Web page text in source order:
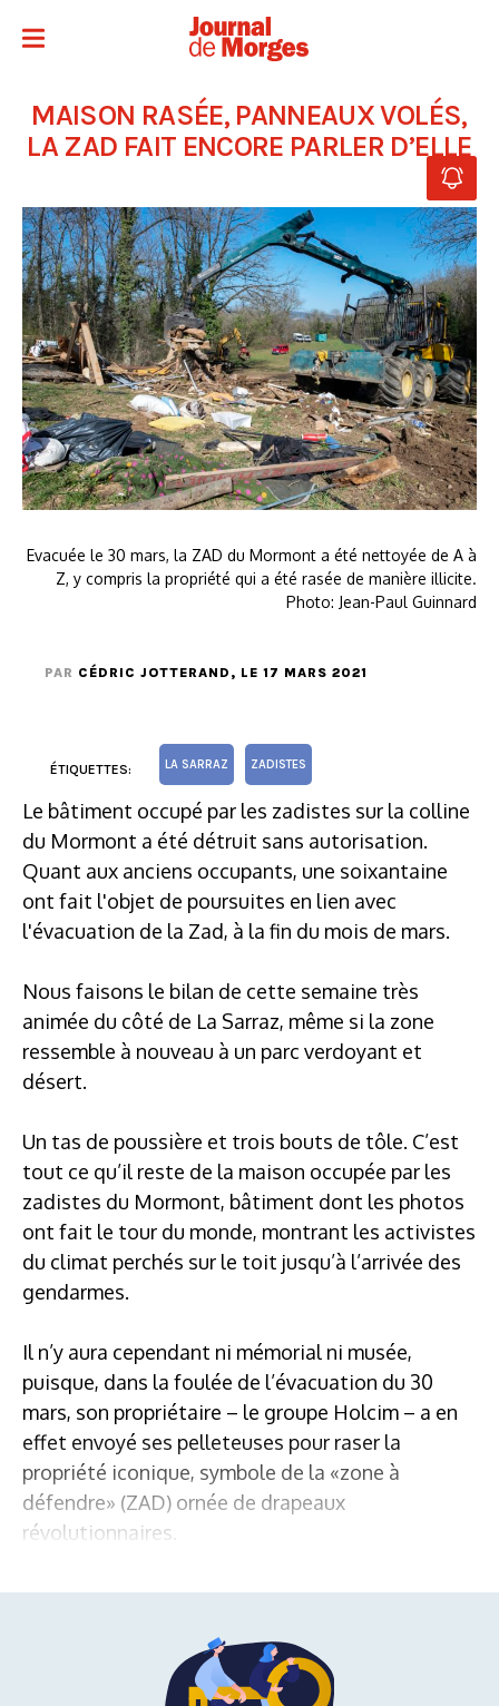
MAISON RASÉE, PANNEAUX VOLÉS,
LA ZAD FAIT ENCORE PARLER D’ELLE
Evacuée le 30 mars, la ZAD du Mormont a été nettoyée de A à
Z, y compris la propriété qui a été rasée de manière illicite.
Photo: Jean-Paul Guinnard
PAR CÉDRIC JOTTERAND , LE 17 MARS 2021
ÉTIQUETTES: LA SARRAZ ZADISTES
Le bâtiment occupé par les zadistes sur la colline
du Mormont a été détruit sans autorisation.
Quant aux anciens occupants, une soixantaine
ont fait l'objet de poursuites en lien avec
l'évacuation de la Zad, à la fin du mois de mars.
Nous faisons le bilan de cette semaine très
animée du côté de La Sarraz, même si la zone
ressemble à nouveau à un parc verdoyant et
désert.
Un tas de poussière et trois bouts de tôle. C’est
tout ce qu’il reste de la maison occupée par les
zadistes du Mormont, bâtiment dont les photos
ont fait le tour du monde, montrant les activistes
du climat perchés sur le toit jusqu’à l’arrivée des
gendarmes.
Il n’y aura cependant ni mémorial ni musée,
puisque, dans la foulée de l’évacuation du 30
mars, son propriétaire – le groupe Holcim – a en
effet envoyé ses pelleteuses pour raser la
propriété iconique, symbole de la «zone à
défendre» (ZAD) ornée de drapeaux
révolutionnaires.